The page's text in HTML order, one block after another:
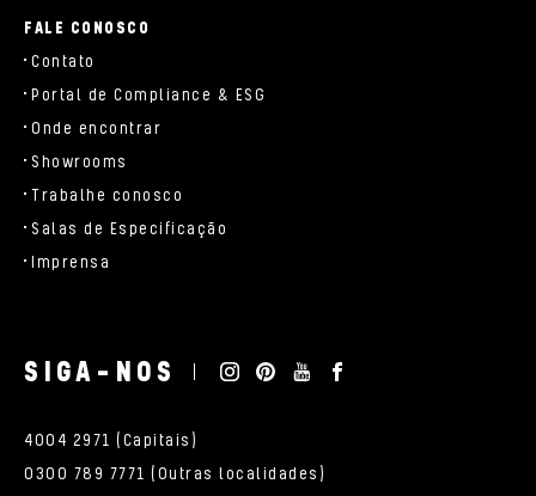
FALE CONOSCO
Contato
Portal de Compliance & ESG
Onde encontrar
Showrooms
Trabalhe conosco
Salas de Especificação
Imprensa
SIGA-NOS
4004 2971 (Capitais)
0300 789 7771 (Outras localidades)